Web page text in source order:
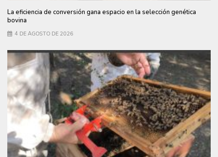
La eficiencia de conversión gana espacio en la selección genética
bovina
4 DE AGOSTO DE 2026